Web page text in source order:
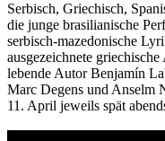
Serbisch, Griechisch,
die junge brasilianische
serbisch-mazedonische
ausgezeichnete
lebende Autor Benjamín
Marc Degens und Anselm
11. April jeweils spät